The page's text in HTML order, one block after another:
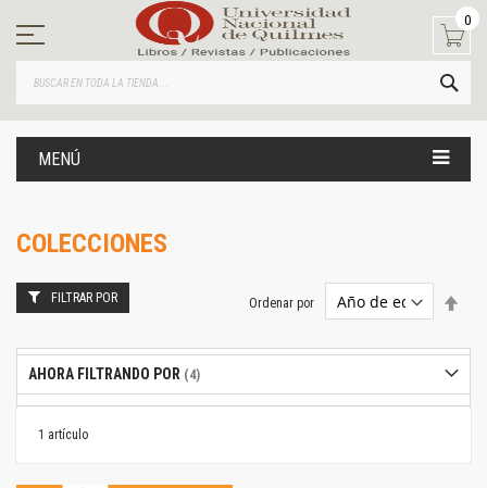
contenido
0
MENÚ
COLECCIONES
1 artículo
Ordenar por
FILTRAR POR
AHORA FILTRANDO POR